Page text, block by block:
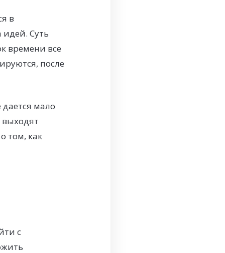
в
Суть
времени все
после
мало
выходят
том, как
с